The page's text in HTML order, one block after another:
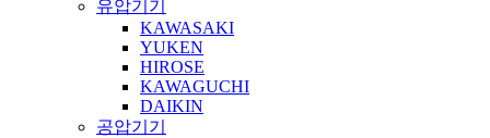
MSA-01 A 라인용 트로틀 체크 모듈러 밸브
PMR2 전동기 구동형 파워패키지
TC1G·TC2G 트로트 모듈
유압기기
KAWASAKI
YUKEN
HIROSE
KAWAGUCHI
DAIKIN
공압기기